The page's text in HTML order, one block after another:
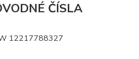
ČÍSLA
12217788327